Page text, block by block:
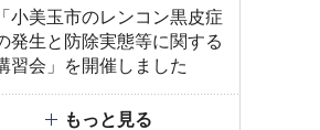
「小美玉市のレンコン黒皮症
発生と防除実態等に関する
習会」を開催しました
もっと見る